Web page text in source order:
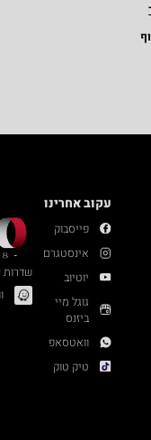
עקוב אחרינו
פייסבוק
אינסטגרם
יוטיוב
גוגל מיי
ביזנס
וואטסאפ
טיק טוק
שדרות נים 2, קניון